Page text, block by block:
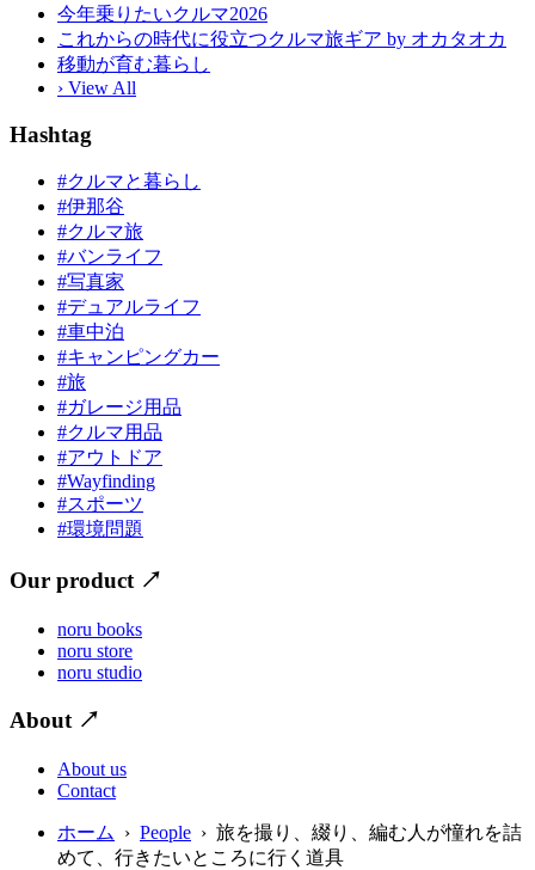
今年乗りたいクルマ2026
これからの時代に役立つクルマ旅ギア by オカタオカ
移動が育む暮らし
› View All
Hashtag
#クルマと暮らし
#伊那谷
#クルマ旅
#バンライフ
#写真家
#デュアルライフ
#車中泊
#キャンピングカー
#旅
#ガレージ用品
#クルマ用品
#アウトドア
#Wayfinding
#スポーツ
#環境問題
Our product ↗
noru books
noru store
noru studio
About ↗
About us
Contact
ホーム › People › 旅を撮り、綴り、編む人が憧れを詰
めて、行きたいところに行く道具